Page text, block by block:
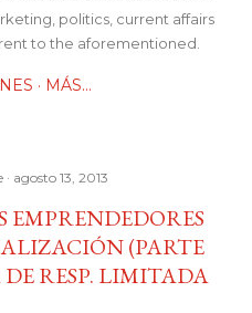
politics, current affairs
to the aforementioned.
MÁS…
agosto 13, 2013
EMPRENDEDORES
(PARTE
RESP. LIMITADA